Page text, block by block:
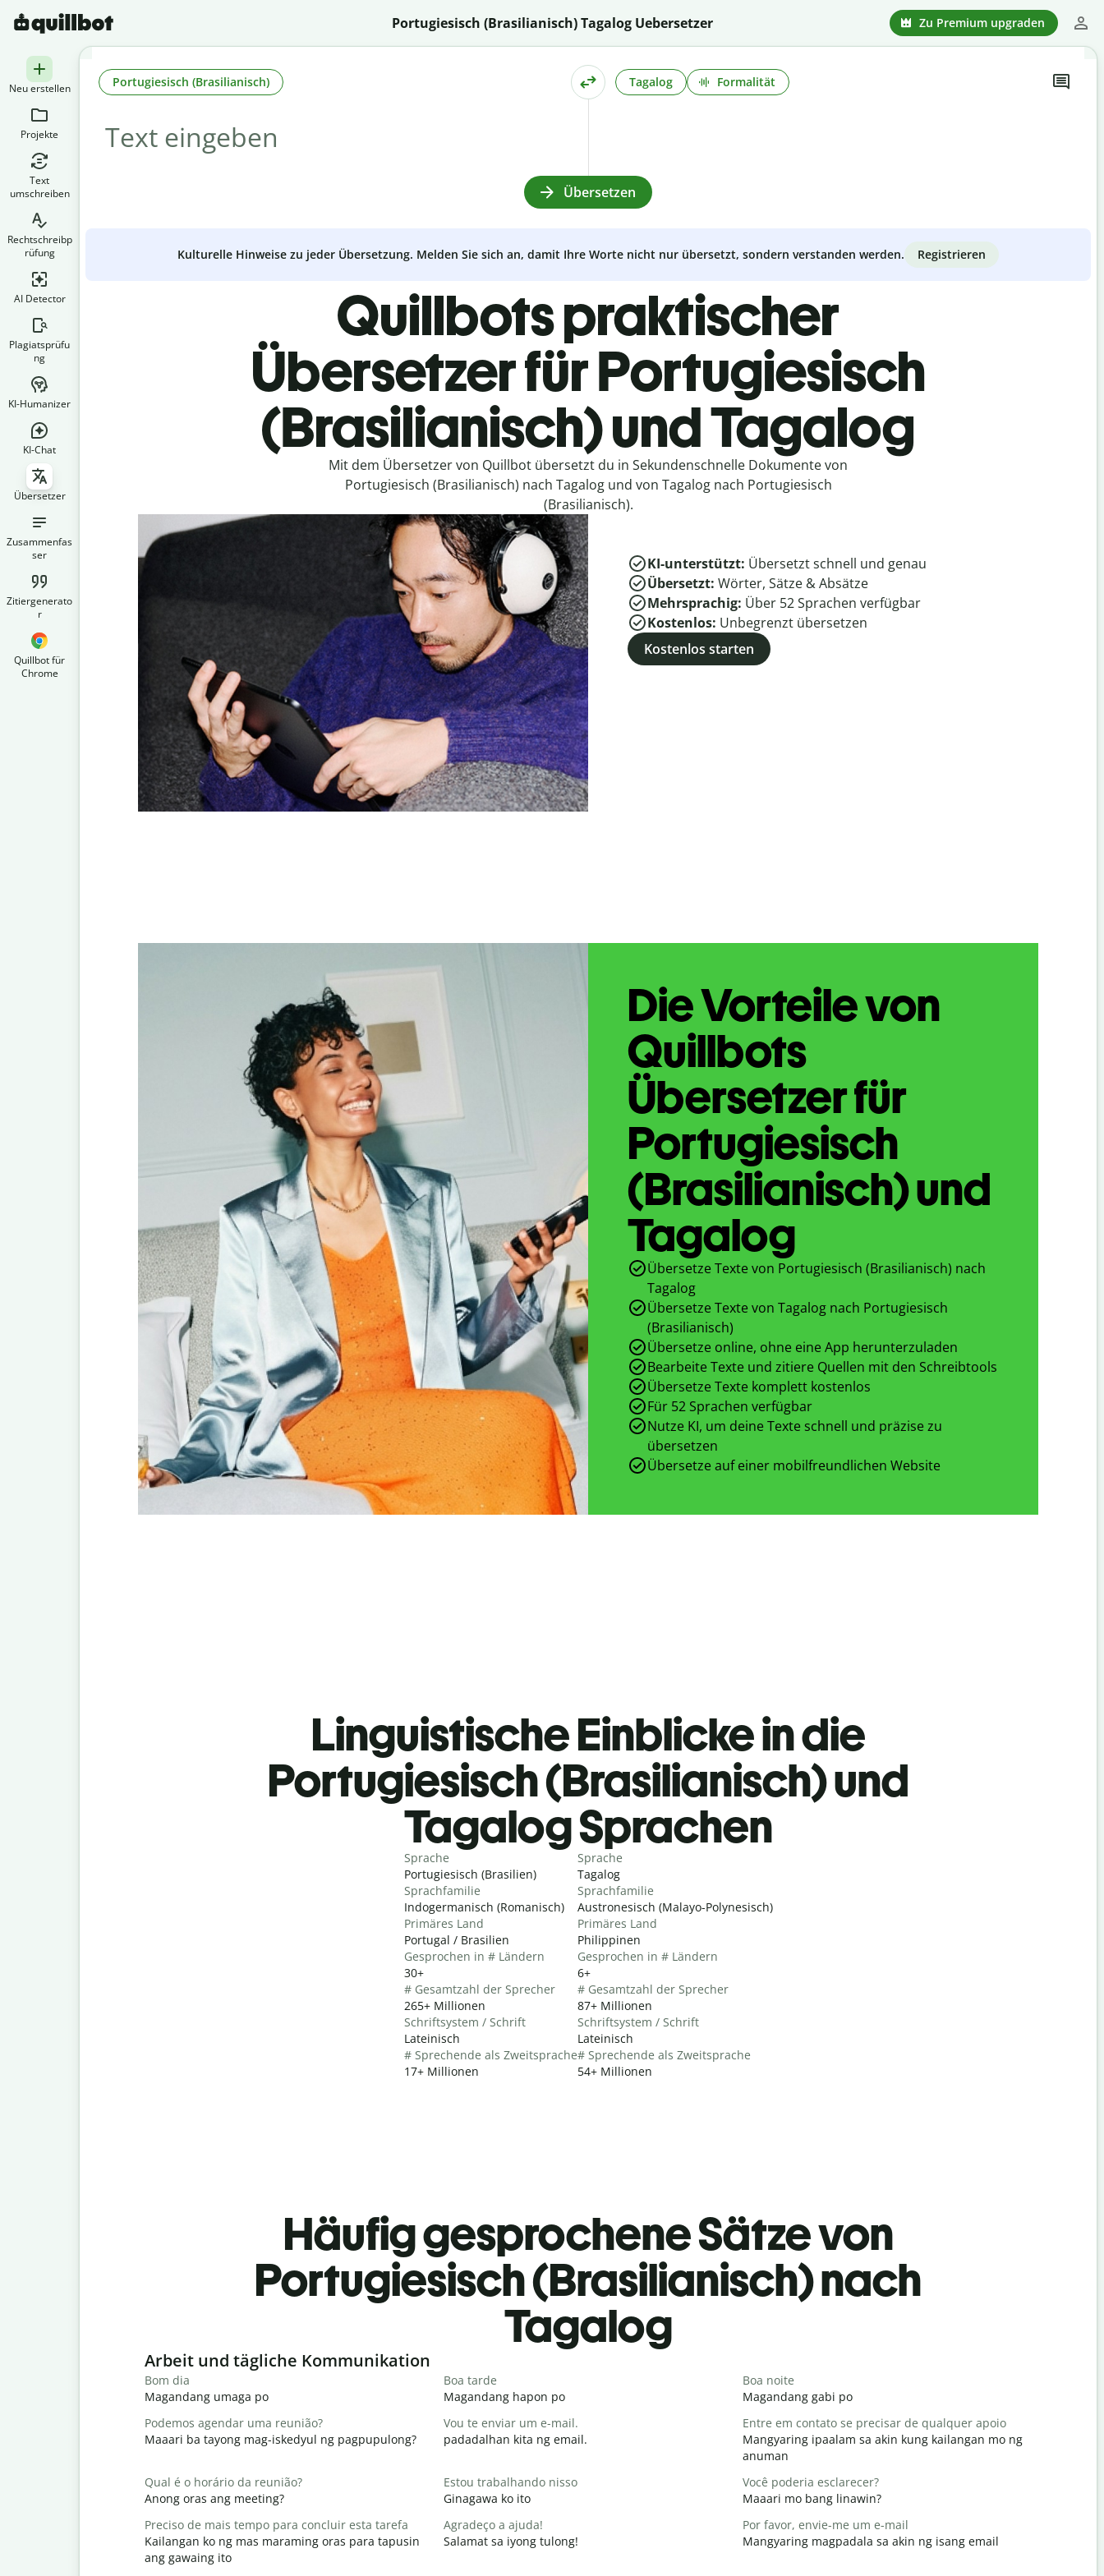
Portugiesisch (Brasilianisch) Tagalog Uebersetzer Zu Premium upgraden
Neu erstellen
Projekte
Text
umschreiben
Rechtschreibp
rüfung
AI Detector
Plagiatsprüfu
ng
KI-Humanizer
KI-Chat
Übersetzer
Zusammenfas
ser
Zitiergenerato
r
Quillbot für
Chrome
Portugiesisch (Brasilianisch) Tagalog Formalität
Übersetzen
Kulturelle Hinweise zu jeder Übersetzung. Melden Sie sich an, damit Ihre Worte nicht nur übersetzt, sondern verstanden werden. Registrieren
Quillbots praktischer
Übersetzer für Portugiesisch
(Brasilianisch) und Tagalog
Mit dem Übersetzer von Quillbot übersetzt du in Sekundenschnelle Dokumente von
Portugiesisch (Brasilianisch) nach Tagalog und von Tagalog nach Portugiesisch
(Brasilianisch).
KI-unterstützt: Übersetzt schnell und genau
Übersetzt: Wörter, Sätze & Absätze
Mehrsprachig: Über 52Sprachen verfügbar
Kostenlos: Unbegrenzt übersetzen
Kostenlos starten
Die Vorteile von
Quillbots
Übersetzer für
Portugiesisch
(Brasilianisch) und
Tagalog
Übersetze Texte von Portugiesisch (Brasilianisch) nach
Tagalog
Übersetze Texte von Tagalog nach Portugiesisch
(Brasilianisch)
Übersetze online, ohne eine App herunterzuladen
Bearbeite Texte und zitiere Quellen mit den Schreibtools
Übersetze Texte komplett kostenlos
Für 52 Sprachen verfügbar
Nutze KI, um deine Texte schnell und präzise zu
übersetzen
Übersetze auf einer mobilfreundlichen Website
Linguistische Einblicke in die
Portugiesisch (Brasilianisch) und
Tagalog Sprachen
Sprache
Portugiesisch (Brasilien)
Sprachfamilie
Indogermanisch (Romanisch)
Primäres Land
Portugal / Brasilien
Gesprochen in # Ländern
30+
# Gesamtzahl der Sprecher
265+ Millionen
Schriftsystem / Schrift
Lateinisch
# Sprechende als Zweitsprache
17+ Millionen
Sprache
Tagalog
Sprachfamilie
Austronesisch (Malayo-Polynesisch)
Primäres Land
Philippinen
Gesprochen in # Ländern
6+
# Gesamtzahl der Sprecher
87+ Millionen
Schriftsystem / Schrift
Lateinisch
# Sprechende als Zweitsprache
54+ Millionen
Häufig gesprochene Sätze von
Portugiesisch (Brasilianisch) nach
Tagalog
Slide 1 of 6
Arbeit und tägliche Kommunikation
Bom dia
Magandang umaga po
Boa tarde
Magandang hapon po
Boa noite
Magandang gabi po
Podemos agendar uma reunião?
Maaari ba tayong mag-iskedyul ng pagpupulong?
Vou te enviar um e-mail.
padadalhan kita ng email.
Entre em contato se precisar de qualquer apoio
Mangyaring ipaalam sa akin kung kailangan mo ng
anuman
Qual é o horário da reunião?
Anong oras ang meeting?
Estou trabalhando nisso
Ginagawa ko ito
Você poderia esclarecer?
Maaari mo bang linawin?
Preciso de mais tempo para concluir esta tarefa
Kailangan ko ng mas maraming oras para tapusin
ang gawaing ito
Agradeço a ajuda!
Salamat sa iyong tulong!
Por favor, envie-me um e-mail
Mangyaring magpadala sa akin ng isang email